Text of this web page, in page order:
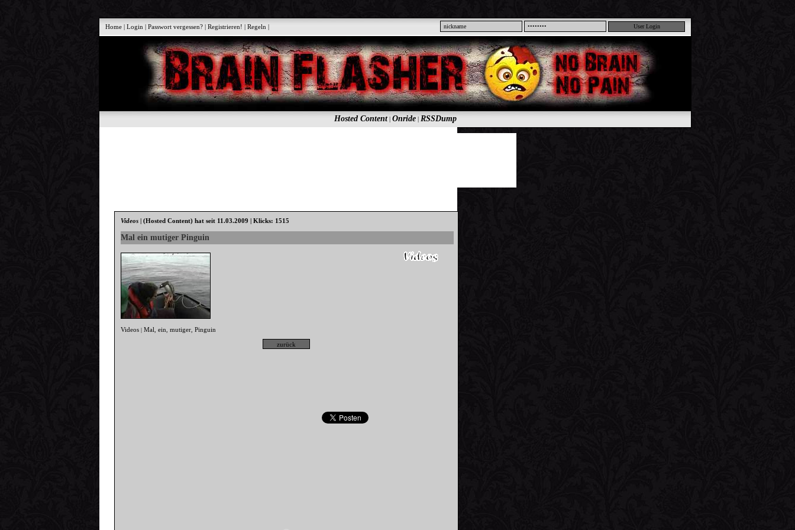
Home |Login |Passwort vergessen? |Registrieren! |Regeln |
Hosted Content| Onride| RSSDump
Videos |(Hosted Content) hat seit 11.03.2009 | Klicks: 1515
Mal ein mutiger Pinguin
Videos |Mal ,ein ,mutiger ,Pinguin